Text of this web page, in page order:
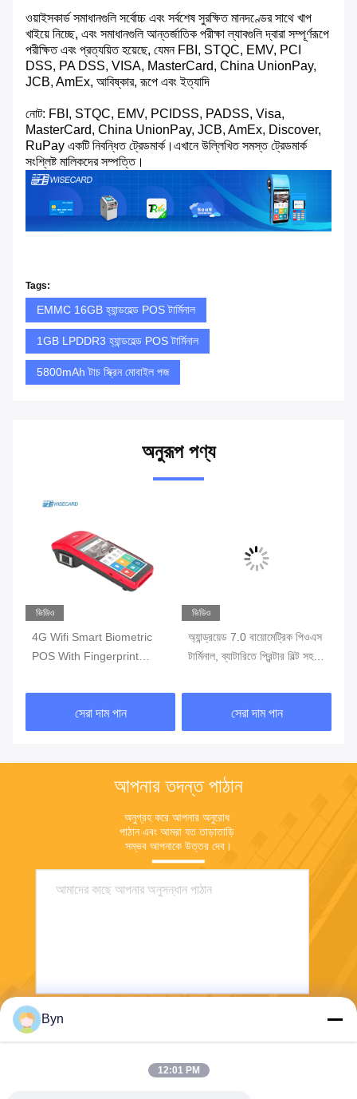
ওয়াইসকার্ড সমাধানগুলি সর্বোচ্চ এবং সর্বশেষ সুরক্ষিত মানদণ্ডের সাথে খাপ
খাইয়ে নিচ্ছে, এবং সমাধানগুলি আন্তর্জাতিক পরীক্ষা ল্যাবগুলি দ্বারা সম্পূর্ণরূপে
পরীক্ষিত এবং প্রত্যয়িত হয়েছে, যেমন FBI, STQC, EMV, PCI
DSS, PA DSS, VISA, MasterCard, China UnionPay,
JCB, AmEx, আবিষ্কার, রূপে এবং ইত্যাদি
নোট: FBI, STQC, EMV, PCIDSS, PADSS, Visa,
MasterCard, China UnionPay, JCB, AmEx, Discover,
RuPay একটি নিবন্ধিত ট্রেডমার্ক।এখানে উল্লিখিত সমস্ত ট্রেডমার্ক
সংশ্লিষ্ট মালিকদের সম্পত্তি।
Tags:
EMMC 16GB হ্যান্ডহেল্ড POS টার্মিনাল
1GB LPDDR3 হ্যান্ডহেল্ড POS টার্মিনাল
5800mAh টাচ স্ক্রিন মোবাইল পজ
অনুরূপ পণ্য
ভিডিও
4G Wifi Smart Biometric
POS With Fingerprint
সেরা দাম পান
ভিডিও
অ্যান্ড্রয়েড 7.0 বায়োমেট্রিক পিওএস
টার্মিনাল, ব্যাটারিতে প্রিন্টার বিল্ট সহ
সেরা দাম পান
আপনার তদন্ত পাঠান
অনুগ্রহ করে আপনার অনুরোধ
পাঠান এবং আমরা যত তাড়াতাড়ি
সম্ভব আপনাকে উত্তর দেব।
Byn
12:01 PM